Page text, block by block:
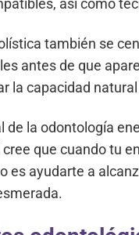
así como
también se
antes de que
la capacidad
de la odontología
que cuando tu
es ayudarte a